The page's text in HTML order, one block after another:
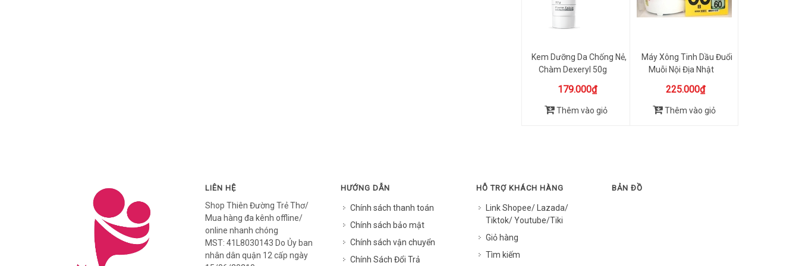
Kem Dưỡng Da Chống Nẻ,
Chàm Dexeryl 50g
179.000₫
Thêm vào giỏ
Máy Xông Tinh Dầu Đuổi
Muỗi Nội Địa Nhật
225.000₫
Thêm vào giỏ
LIÊN HỆ
Shop Thiên Đường Trẻ Thơ/
Mua hàng đa kênh offline/
online nhanh chóng
MST: 41L8030143 Do Ủy ban
nhân dân quận 12 cấp ngày
HƯỚNG DẪN
Chính sách thanh toán
Chính sách bảo mật
Chính sách vận chuyển
Chính Sách Đổi Trả
HỖ TRỢ KHÁCH HÀNG
Link Shopee/ Lazada/
Tiktok/ Youtube/Tiki
Giỏ hàng
Tìm kiếm
BẢN ĐỒ